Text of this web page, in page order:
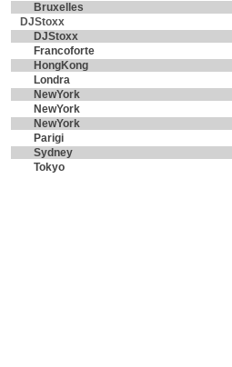
Bruxelles
DJStoxx
DJStoxx
Francoforte
HongKong
Londra
NewYork
NewYork
NewYork
Parigi
Sydney
Tokyo